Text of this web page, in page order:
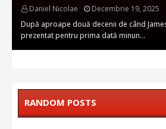
Daniel Nicolae
Decembrie 19, 2025
După aproape două decenii de când
prezentat pentru prima dată minun…
RANDOM POSTS